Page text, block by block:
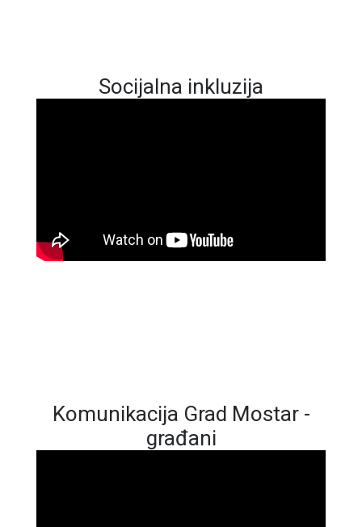
Socijalna inkluzija
Komunikacija Grad Mostar -
građani